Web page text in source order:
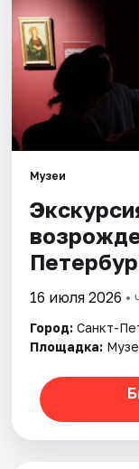
Квесты
Экскурсии
Спорт
События
Города
Площадки
Артисты
Рейтинги
Музеи
16 июля 2026 •
Город: Санкт-
Площадка: